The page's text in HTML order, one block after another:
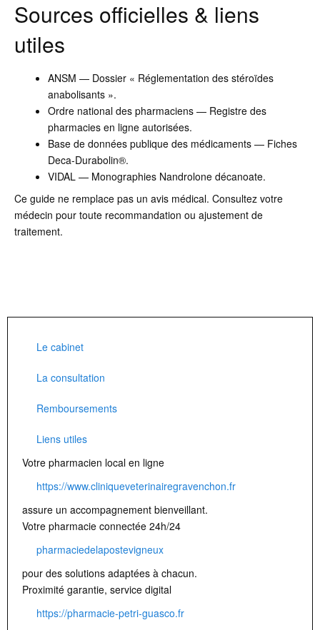
Sources officielles & liens
utiles
ANSM — Dossier « Réglementation des stéroïdes
anabolisants ».
Ordre national des pharmaciens — Registre des
pharmacies en ligne autorisées.
Base de données publique des médicaments — Fiches
Deca-Durabolin®.
VIDAL — Monographies Nandrolone décanoate.
Ce guide ne remplace pas un avis médical. Consultez votre
médecin pour toute recommandation ou ajustement de
traitement.
Le cabinet
La consultation
Remboursements
Liens utiles
Votre pharmacien local en ligne
https://www.cliniqueveterinairegravenchon.fr
assure un accompagnement bienveillant.
Votre pharmacie connectée 24h/24
pharmaciedelapostevigneux
pour des solutions adaptées à chacun.
Proximité garantie, service digital
https://pharmacie-petri-guasco.fr